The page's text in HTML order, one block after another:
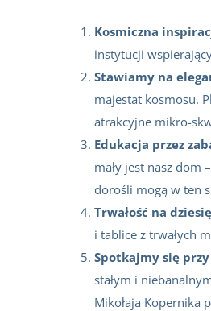
Kosmiczna
instytucji
Stawiamy na
majestat kosmosu.
atrakcyjne mikro-
Edukacja przez
mały jest nasz dom
dorośli mogą w ten
Trwałość na
i tablice z trwałych
Spotkajmy się przy
stałym i
Mikołaja Kopernika